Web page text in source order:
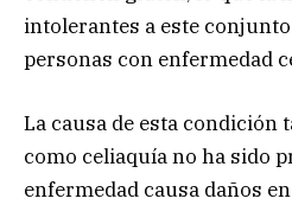
intolerantes a este
personas con enfermedad
La causa de esta condición
como celiaquía no ha sido
enfermedad causa daños